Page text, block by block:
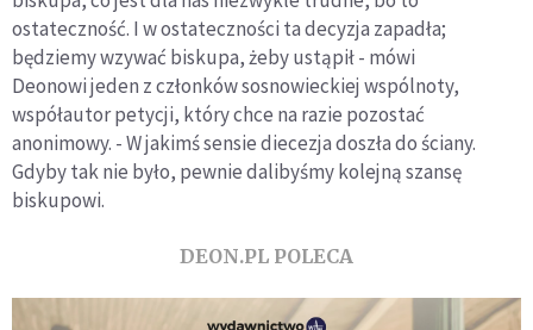
ostateczność. I w ostateczności ta decyzja zapadła;
będziemy wzywać biskupa, żeby ustąpił - mówi
Deonowi jeden z członków sosnowieckiej wspólnoty,
współautor petycji, który chce na razie pozostać
anonimowy. - W jakimś sensie diecezja doszła do ściany.
Gdyby tak nie było, pewnie dalibyśmy kolejną szansę
biskupowi.
DEON.PL POLECA